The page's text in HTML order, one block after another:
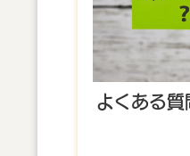
よくある質